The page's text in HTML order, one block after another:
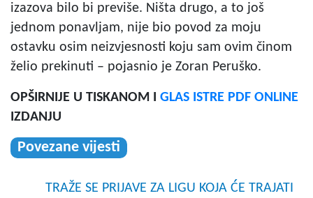
izazova bilo bi previše. Ništa drugo, a to još
jednom ponavljam, nije bio povod za moju
ostavku osim neizvjesnosti koju sam ovim činom
želio prekinuti – pojasnio je Zoran Peruško.
OPŠIRNIJE U TISKANOM I GLAS ISTRE PDF ONLINE
IZDANJU
Povezane vijesti
TRAŽE SE PRIJAVE ZA LIGU KOJA ĆE TRAJATI